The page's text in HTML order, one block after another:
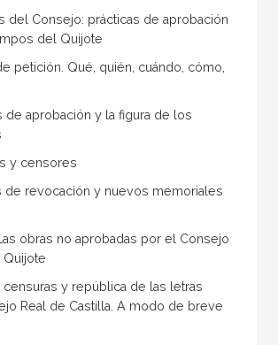
del Consejo: prácticas de aprobación
del Quijote
petición. Qué, quién, cuándo, cómo,
de aprobación y la figura de los
y censores
de revocación y nuevos memoriales
obras no aprobadas por el Consejo
censuras y república de las letras
Real de Castilla. A modo de breve